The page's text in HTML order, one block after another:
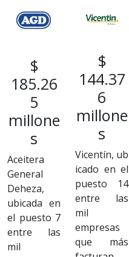
$
185.26
5
millone
s
Aceitera
General
Deheza,
ubicada en
el puesto 7
entre las
mil
$
144.37
6
millone
s
Vicentín, ub
icado en el
puesto 14
entre las
mil
empresas
que más